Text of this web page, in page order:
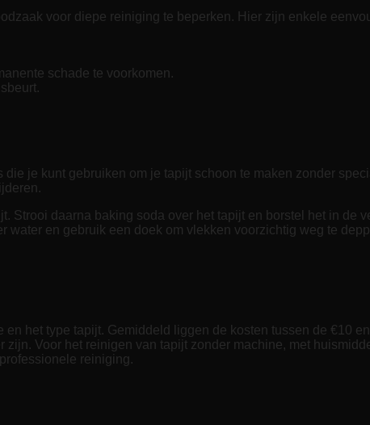
voor diepe reiniging te beperken. Hier zijn enkele
schade te voorkomen.
je kunt gebruiken om je tapijt schoon te maken zonder
Strooi daarna baking soda over het tapijt en borstel het in de
water en gebruik een doek om vlekken voorzichtig weg te
het type tapijt. Gemiddeld liggen de kosten tussen de €10
Voor het reinigen van tapijt zonder machine, met
reiniging.